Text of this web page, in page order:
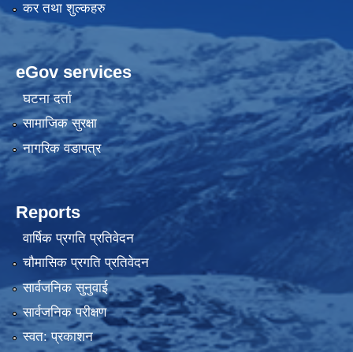
कर तथा शुल्कहरु
eGov services
घटना दर्ता
सामाजिक सुरक्षा
नागरिक वडापत्र
Reports
वार्षिक प्रगति प्रतिवेदन
चौमासिक प्रगति प्रतिवेदन
सार्वजनिक सुनुवाई
सार्वजनिक परीक्षण
स्वत: प्रकाशन